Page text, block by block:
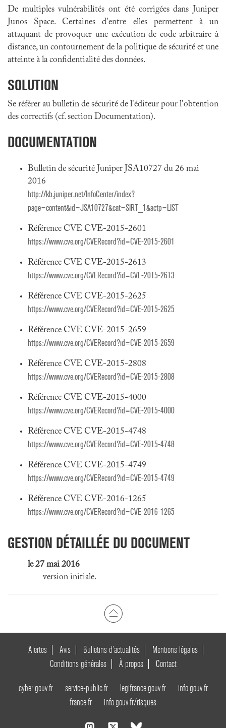
De multiples vulnérabilités ont été corrigées dans
Juniper
Junos Space. Certaines d'entre elles permettent à un
attaquant de provoquer une exécution de code arbitraire à
distance, un contournement de la politique de sécurité et une
atteinte à la confidentialité des données.
SOLUTION
Se référer au bulletin de sécurité de l'éditeur pour l'obtention
des correctifs (cf. section Documentation).
DOCUMENTATION
Bulletin de sécurité Juniper JSA10727 du 26 mai
2016
http://kb.juniper.net/InfoCenter/index?
page=content&id=JSA10727&cat=SIRT_1&actp=LIST
Référence CVE CVE-2015-2601
https://www.cve.org/CVERecord?id=CVE-2015-2601
Référence CVE CVE-2015-2613
https://www.cve.org/CVERecord?id=CVE-2015-2613
Référence CVE CVE-2015-2625
https://www.cve.org/CVERecord?id=CVE-2015-2625
Référence CVE CVE-2015-2659
https://www.cve.org/CVERecord?id=CVE-2015-2659
Référence CVE CVE-2015-2808
https://www.cve.org/CVERecord?id=CVE-2015-2808
Référence CVE CVE-2015-4000
https://www.cve.org/CVERecord?id=CVE-2015-4000
Référence CVE CVE-2015-4748
https://www.cve.org/CVERecord?id=CVE-2015-4748
Référence CVE CVE-2015-4749
https://www.cve.org/CVERecord?id=CVE-2015-4749
Référence CVE CVE-2016-1265
https://www.cve.org/CVERecord?id=CVE-2016-1265
GESTION DÉTAILLÉE DU DOCUMENT
le 27 mai 2016
version initiale.
Alertes Avis Bulletins d’actualités
Mentions légales
Conditions générales
À propos Contact
cyber.gouv.fr service-public.fr legifrance.gouv.fr
info.gouv.fr
france.fr
info.gouv.fr/risques